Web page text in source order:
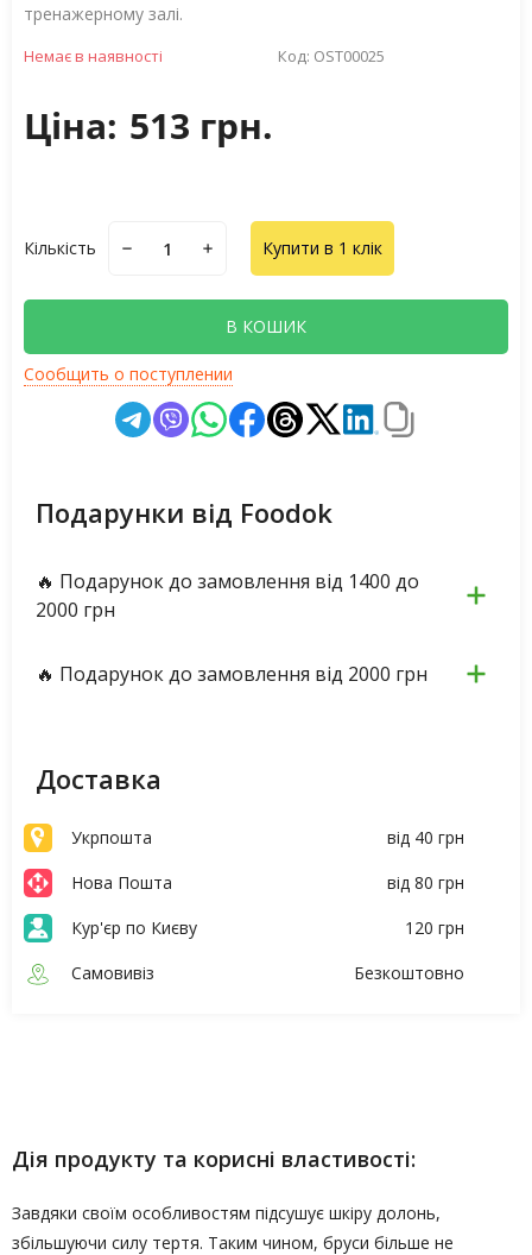
тренажерному залі.
Немає в наявності Код: OST00025
Ціна: 513 грн.
Кількість Купити в 1 клік
В КОШИК
Сообщить о поступлении
Подарунки від Foodok
🔥 Подарунок до замовлення від 1400 до
2000 грн
🔥 Подарунок до замовлення від 2000 грн
Доставка
Укрпошта
від 40 грн
Нова Пошта
від 80 грн
Кур'єр по Києву
120 грн
Самовивіз
Безкоштовно
Дія продукту та корисні властивості:
Завдяки своїм особливостям підсушує шкіру долонь,
збільшуючи силу тертя. Таким чином, бруси більше не